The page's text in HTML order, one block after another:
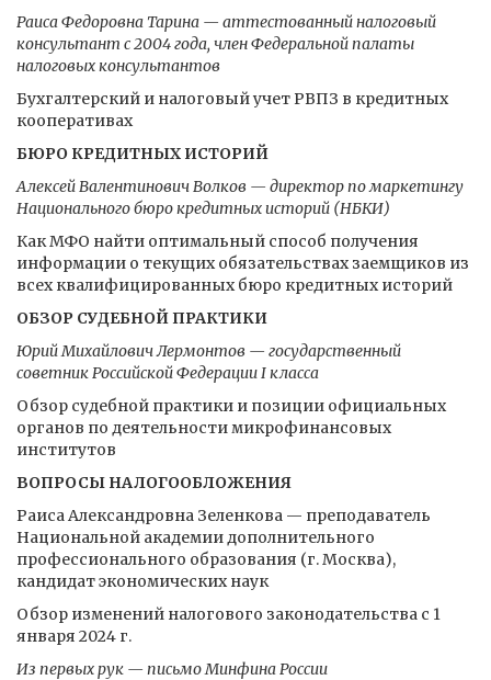
Раиса Федоровна Тарина — аттестованный налоговый
консультант с 2004 года, член Федеральной палаты
налоговых консультантов
Бухгалтерский и налоговый учет РВПЗ в кредитных
кооперативах
БЮРО КРЕДИТНЫХ ИСТОРИЙ
Алексей Валентинович Волков — директор по маркетингу
Национального бюро кредитных историй (НБКИ)
Как МФО найти оптимальный способ получения
информации о текущих обязательствах заемщиков из
всех квалифицированных бюро кредитных историй
ОБЗОР СУДЕБНОЙ ПРАКТИКИ
Юрий Михайлович Лермонтов — государственный
советник Российской Федерации I класса
Обзор судебной практики и позиции официальных
органов по деятельности микрофинансовых
институтов
ВОПРОСЫ НАЛОГООБЛОЖЕНИЯ
Раиса Александровна Зеленкова — преподаватель
Национальной академии дополнительного
профессионального образования (г. Москва),
кандидат экономических наук
Обзор изменений налогового законодательства с 1
января 2024 г.
Из первых рук — письмо Минфина России